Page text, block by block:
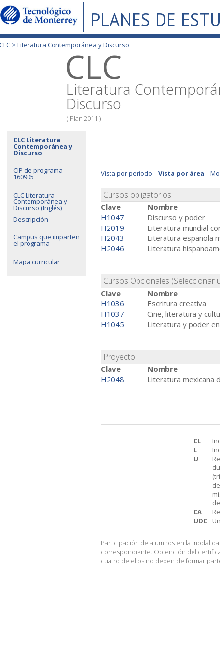
PLANES DE
CLC > Literatura Contemporánea y Discurso
CLC
Literatura
Discurso
( Plan 2011 )
CLC Literatura
Contemporánea y
Discurso
CIP de programa
160905
CLC Literatura
Contemporánea y
Discurso (Inglés)
Descripción
Campus que imparten
el programa
Mapa curricular
Vista por periodo Vista por área
Cursos obligatorios
Clave
Nombre
H1047
Discurso y poder
H2019
Literatura mundial
H2043
Literatura española
H2046
Literatura
Cursos Opcionales (Seleccionar
Clave
Nombre
H1036
Escritura creativa
H1037
Cine, literatura y
H1045
Literatura y poder
Proyecto
Clave
Nombre
H2048
Literatura mexicana
CL
L
U
CA
UDC
Participación de alumnos en la
correspondiente. Obtención del
cuatro de ellos no deben de formar